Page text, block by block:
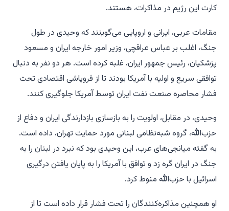
کارت این رژیم در مذاکرات، هستند.
مقامات عربی، ایرانی و اروپایی می‌گوینند که وحیدی در طول
جنگ، اغلب بر عباس عراقچی، وزیر امور خارجه ایران و مسعود
پزشکیان، رئیس جمهور ایران، غلبه کرده است. هر دو نفر به دنبال
توافقی سریع و اولیه با آمریکا بودند تا از فروپاشی اقتصادی تحت
فشار محاصره صنعت نفت ایران توسط آمریکا جلوگیری کنند.
وحیدی، در مقابل، اولویت را به بازسازی بازدارندگی ایران و دفاع از
حزب‌الله، گروه شبه‌نظامی لبنانی مورد حمایت تهران، داده است.
به گفته میانجی‌های عرب، این وحیدی بود که نبرد در لبنان را به
جنگ در ایران گره زد و توافق با آمریکا را به پایان یافتن درگیری
اسرائیل با حزب‌الله منوط کرد.
او همچنین مذاکره‌کنندگان را تحت فشار قرار داده است تا از